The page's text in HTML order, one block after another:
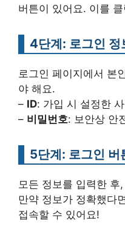
버튼이 있어요. 이를
4단계: 로그인 정
로그인 페이지에서 본
야 해요.
– ID: 가입 시 설정한
– 비밀번호: 보안상 안
5단계: 로그인 버
모든 정보를 입력한 후
만약 정보가 정확했다
접속할 수 있어요!